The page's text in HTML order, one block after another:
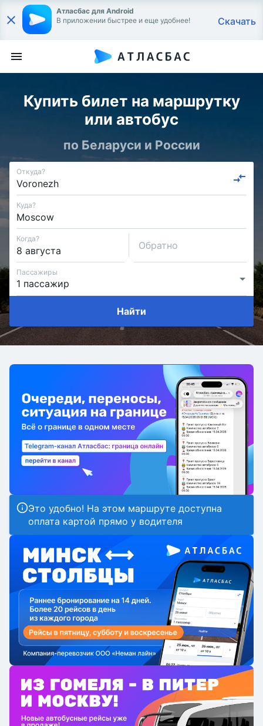
Атласбас для Android
В приложении быстрее и еще удобнее!
Скачать
Купить билет на маршрутку
или автобус
по Беларуси и России
Откуда?
Куда?
Когда?
Обратно
Пассажиры
Найти
Это удобно! На этом маршруте доступна
оплата картой прямо у водителя